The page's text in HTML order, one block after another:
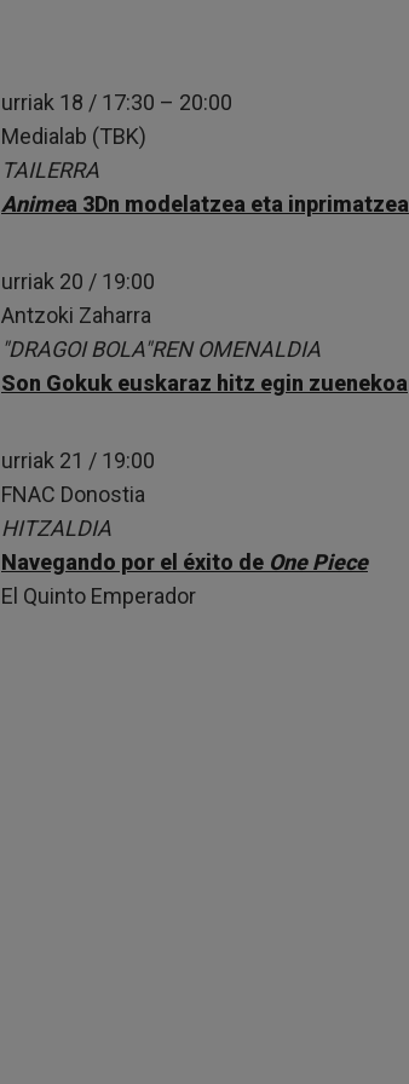
urriak 18 / 17:30 – 20:00
Medialab (TBK)
TAILERRA
Animea 3Dn modelatzea eta inprimatzea
urriak 20 / 19:00
Antzoki Zaharra
"DRAGOI BOLA"REN OMENALDIA
Son Gokuk euskaraz hitz egin zuenekoa
urriak 21 / 19:00
FNAC Donostia
HITZALDIA
Navegando por el éxito de One Piece
El Quinto Emperador